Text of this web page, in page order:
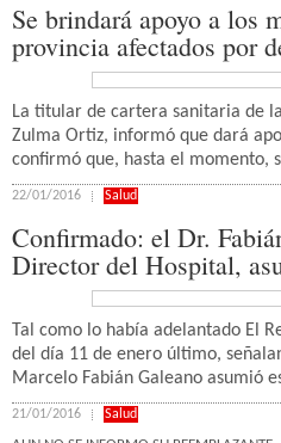
Se brindará apoyo a los
provincia afectados por
La titular de cartera sanitaria de
Zulma Ortiz, informó que dará
confirmó que, hasta el momento,
22/01/2016 Salud
Confirmado: el Dr.
Director del Hospital,
Tal como lo había adelantado El
del día 11 de enero último,
Marcelo Fabián Galeano asumió
21/01/2016 Salud